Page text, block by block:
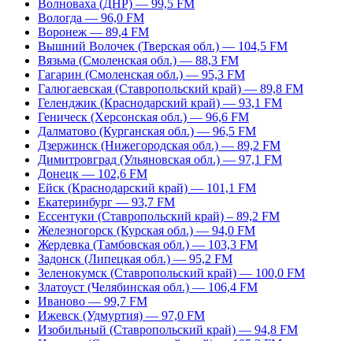
Волноваха (ДНР) — 99,5 FM
Вологда — 96,0 FM
Воронеж — 89,4 FM
Вышний Волочек (Тверская обл.) — 104,5 FM
Вязьма (Смоленская обл.) — 88,3 FM
Гагарин (Смоленская обл.) — 95,3 FM
Галюгаевская (Ставропольский край) — 89,8 FM
Геленджик (Краснодарский край) — 93,1 FM
Геническ (Херсонская обл.) — 96,6 FM
Далматово (Курганская обл.) — 96,5 FM
Дзержинск (Нижегородская обл.) — 89,2 FM
Димитровград (Ульяновская обл.) — 97,1 FM
Донецк — 102,6 FM
Ейск (Краснодарский край) — 101,1 FM
Екатеринбург — 93,7 FM
Ессентуки (Ставропольский край) – 89,2 FM
Железногорск (Курская обл.) — 94,0 FM
Жердевка (Тамбовская обл.) — 103,3 FM
Задонск (Липецкая обл.) — 95,2 FM
Зеленокумск (Ставропольский край) — 100,0 FM
Златоуст (Челябинская обл.) — 106,4 FM
Иваново — 99,7 FM
Ижевск (Удмуртия) — 97,0 FM
Изобильный (Ставропольский край) — 94,8 FM